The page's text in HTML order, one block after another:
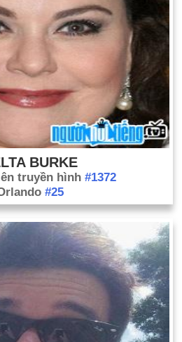
BURKE
truyền hình #1372
#25